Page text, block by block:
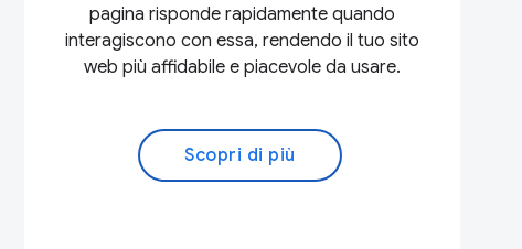
pagina risponde rapidamente quando
interagiscono con essa, rendendo il tuo sito
web più affidabile e piacevole da usare.
Scopri di più